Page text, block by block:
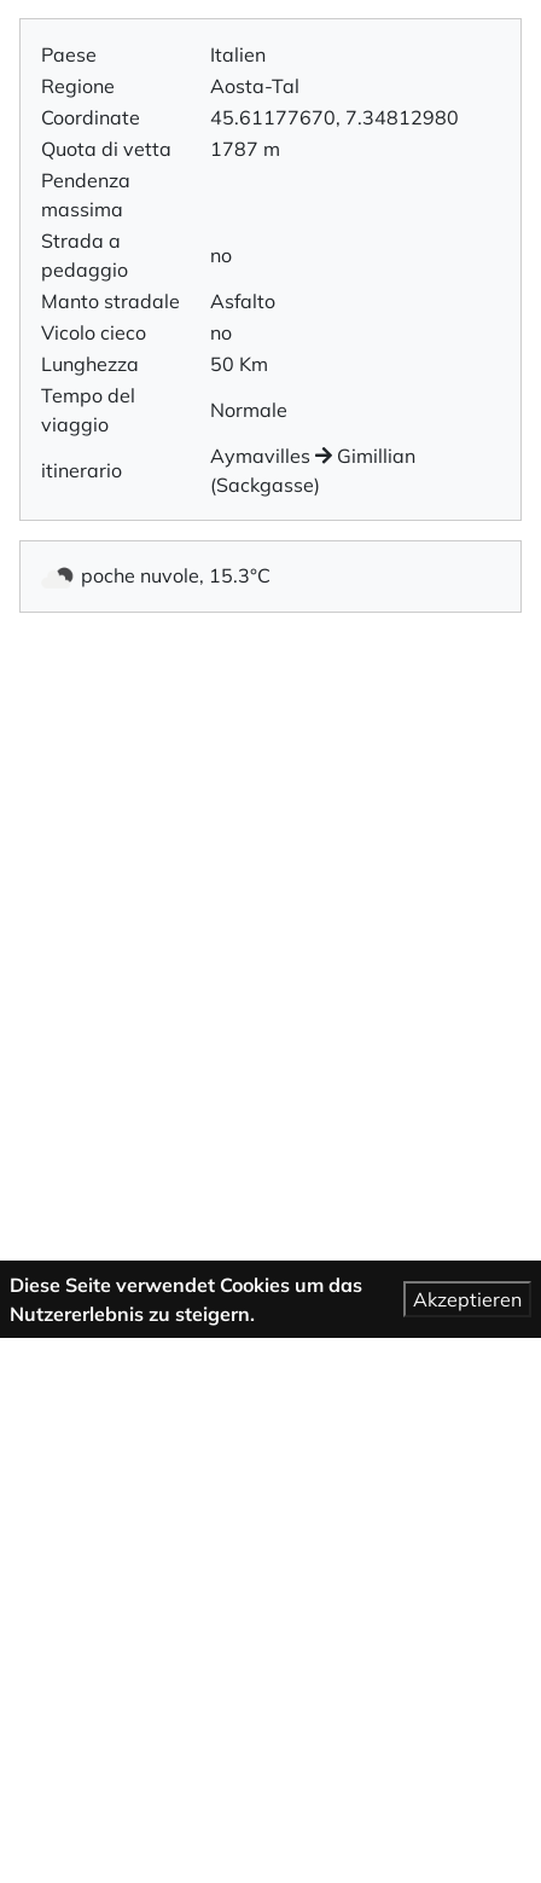
Paese
Italien
Regione
Aosta-Tal
Coordinate
45.61177670, 7.34812980
Quota di vetta
1787 m
Pendenza
massima
Strada a
pedaggio
no
Manto stradale
Asfalto
Vicolo cieco
no
Lunghezza
50 Km
Tempo del
viaggio
Normale
itinerario
Aymavilles
Gimillian
(Sackgasse)
poche nuvole, 15.3°C
Diese Seite verwendet Cookies um das
Nutzererlebnis zu steigern.
Akzeptieren